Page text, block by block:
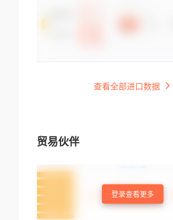
查看全部进口数据
贸易伙伴
登录查看更多